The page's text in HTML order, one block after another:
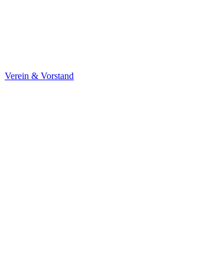
Verein & Vorstand